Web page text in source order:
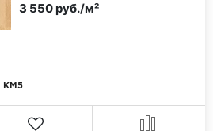
Icon Floor
КМ5
3 550 руб./м²